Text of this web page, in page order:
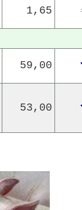
1,65
59,00
53,00